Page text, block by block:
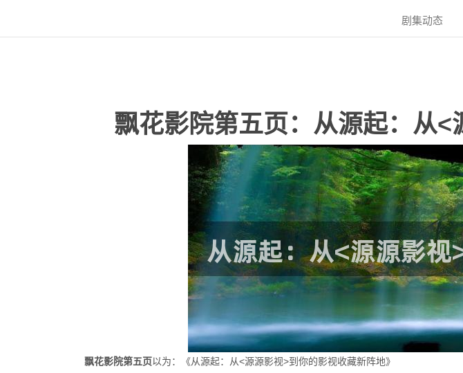
剧集动态
飘花影院第五页：从源起：从
飘花影院第五页以为：《从源起：从<源源影视>到你的影视收藏新阵地》